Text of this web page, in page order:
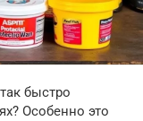
быстро
Особенно это